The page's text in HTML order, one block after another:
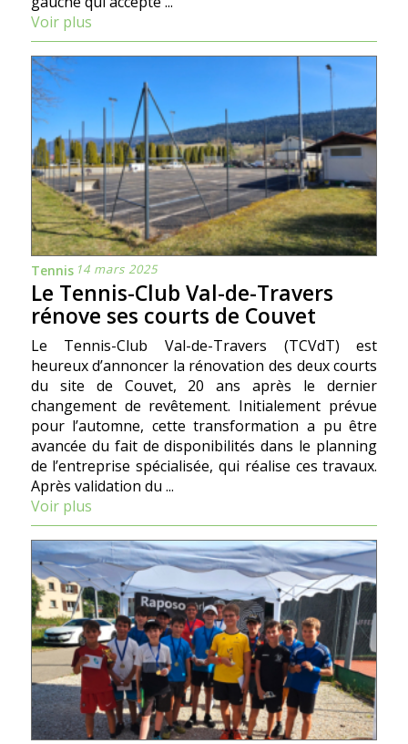
Voir plus
Tennis 14 mars 2025
Le Tennis-Club Val-de-Travers
rénove ses courts de Couvet
Le Tennis-Club Val-de-Travers (TCVdT) est
heureux d’annoncer la rénovation des deux courts
du site de Couvet, 20 ans après le dernier
changement de revêtement. Initialement prévue
pour l’automne, cette transformation a pu être
avancée du fait de disponibilités dans le planning
de l’entreprise spécialisée, qui réalise ces travaux.
Après validation du ...
Voir plus